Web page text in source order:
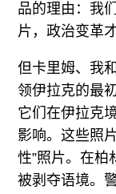
品的理由：我
片，政治变革
但卡里姆、我
领伊拉克的最
它们在伊拉克
影响。这些照
性”照片。在柏
被剥夺语境。